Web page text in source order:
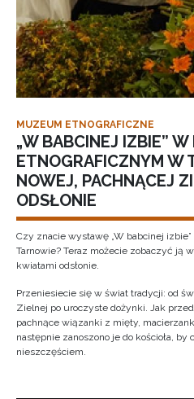
MUZEUM ETNOGRAFICZNE
„W BABCINEJ IZBIE”
ETNOGRAFICZNYM W
NOWEJ, PACHNĄCEJ
ODSŁONIE
Czy znacie wystawę „W babcinej
Tarnowie? Teraz możecie zobaczyć ją
kwiatami odsłonie.
Przeniesiecie się w świat tradycji: od
Zielnej po uroczyste dożynki. Jak przed
pachnące wiązanki z mięty,
następnie zanoszono je do kościoła,
nieszczęściem.